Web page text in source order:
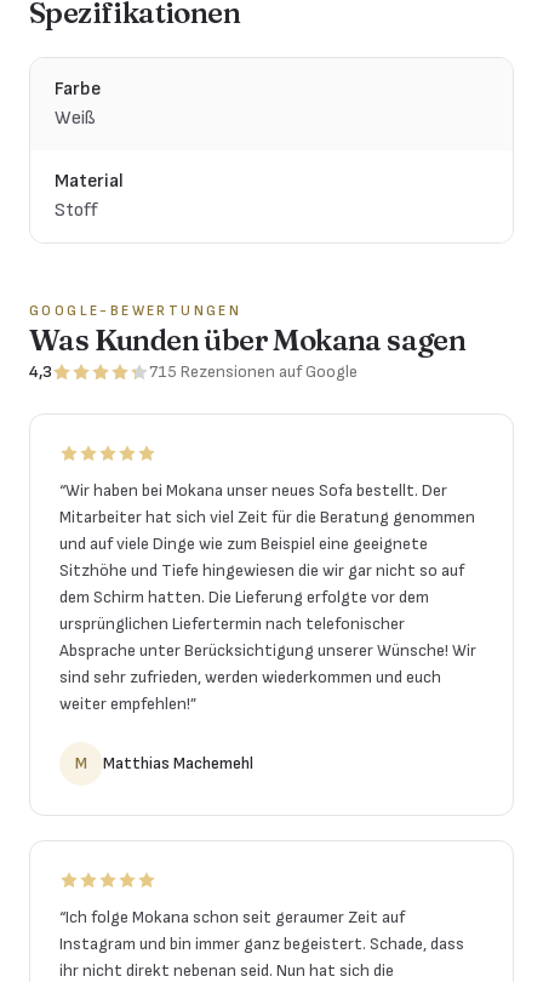
Spezifikationen
Farbe
Weiß
Material
Stoff
GOOGLE-BEWERTUNGEN
Was Kunden über Mokana sagen
4,3 715 Rezensionen auf Google
“Wir haben bei Mokana unser neues Sofa bestellt. Der
Mitarbeiter hat sich viel Zeit für die Beratung genommen
und auf viele Dinge wie zum Beispiel eine geeignete
Sitzhöhe und Tiefe hingewiesen die wir gar nicht so auf
dem Schirm hatten. Die Lieferung erfolgte vor dem
ursprünglichen Liefertermin nach telefonischer
Absprache unter Berücksichtigung unserer Wünsche! Wir
sind sehr zufrieden, werden wiederkommen und euch
weiter empfehlen!”
M Matthias Machemehl
“Ich folge Mokana schon seit geraumer Zeit auf
Instagram und bin immer ganz begeistert. Schade, dass
ihr nicht direkt nebenan seid. Nun hat sich die